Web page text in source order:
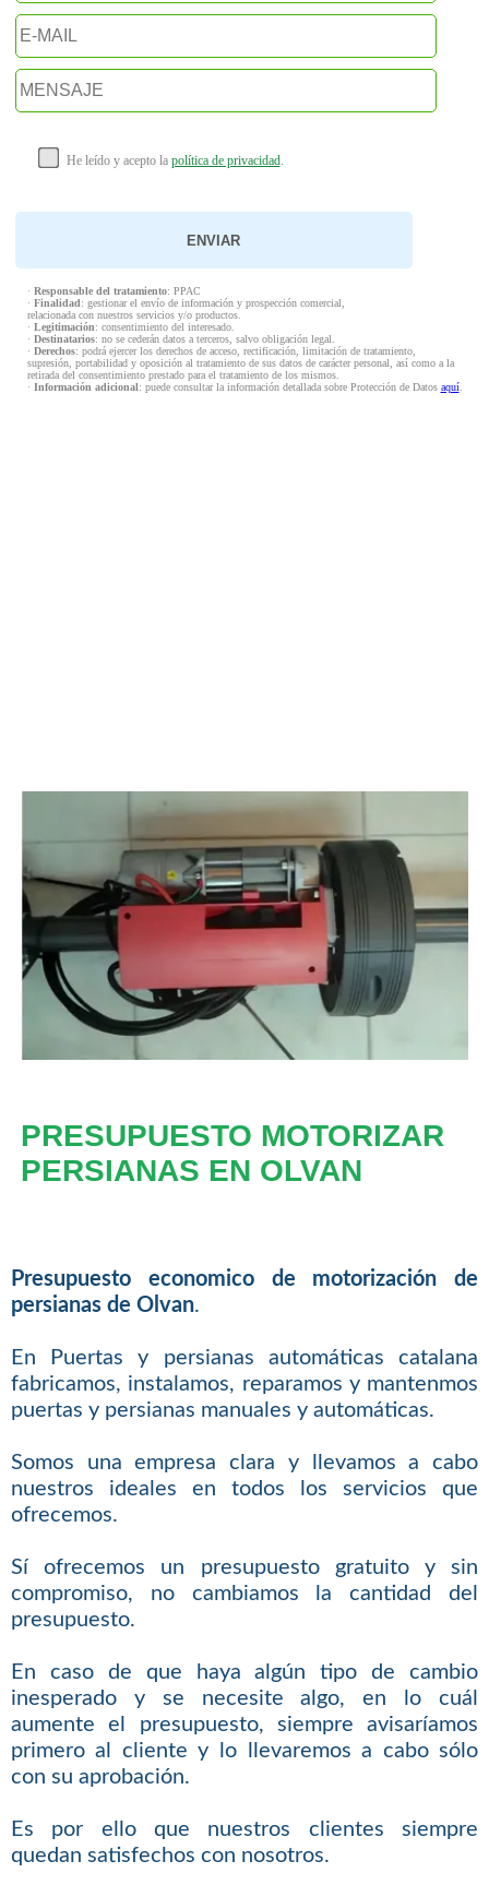
He leído y acepto la política de privacidad.
· Responsable del tratamiento: PPAC
· Finalidad: gestionar el envío de información y prospección comercial,
relacionada con nuestros servicios y/o productos.
· Legitimación: consentimiento del interesado.
· Destinatarios: no se cederán datos a terceros, salvo obligación legal.
· Derechos: podrá ejercer los derechos de acceso, rectificación, limitación de tratamiento,
supresión, portabilidad y oposición al tratamiento de sus datos de carácter personal, así como a la
retirada del consentimiento prestado para el tratamiento de los mismos.
· Información adicional: puede consultar la información detallada sobre Protección de Datos aquí.
PRESUPUESTO MOTORIZAR
PERSIANAS EN OLVAN
Presupuesto economico de motorización de
persianas de Olvan.
En Puertas y persianas automáticas catalana
fabricamos, instalamos, reparamos y mantenmos
puertas y persianas manuales y automáticas.
Somos una empresa clara y llevamos a cabo
nuestros ideales en todos los servicios que
ofrecemos.
Sí ofrecemos un presupuesto gratuito y sin
compromiso, no cambiamos la cantidad del
presupuesto.
En caso de que haya algún tipo de cambio
inesperado y se necesite algo, en lo cuál
aumente el presupuesto, siempre avisaríamos
primero al cliente y lo llevaremos a cabo sólo
con su aprobación.
Es por ello que nuestros clientes siempre
quedan satisfechos con nosotros.